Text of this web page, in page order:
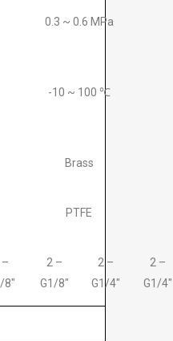
0.3 ~ 0.6 MPa
-10 ~ 100 ℃
Brass
PTFE
–
8″
2 –
G1/8″
2 –
G1/4″
2 –
G1/4″